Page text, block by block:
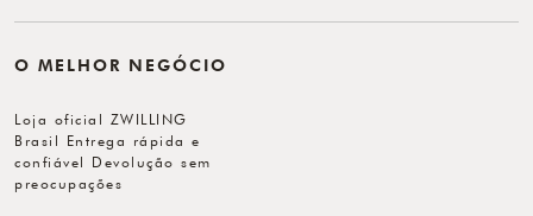
O MELHOR NEGÓCIO
Loja oficial ZWILLING
Brasil Entrega rápida e
confiável Devolução sem
preocupações